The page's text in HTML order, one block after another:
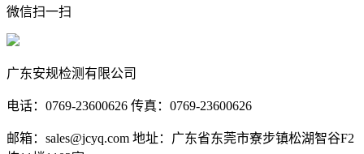
微信扫一扫
广东安规检测有限公司
电话：0769-23600626 传真：0769-23600626
邮箱：sales@jcyq.com 地址：广东省东莞市寮步镇松湖智谷F2